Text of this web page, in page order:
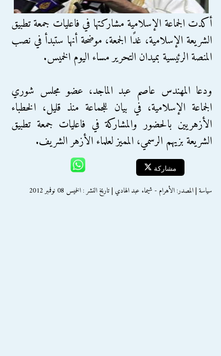
أكدت الجماعة الإسلامية مشاركتها في فاعليات جمعة تطبيق
الشريعة الإسلامية، غدًا الجمعة، موضحة أنها ستبدأ في نصب
المنصة الرئيسية بميدان التحرير مساء اليوم الخميس.
ودعا المهندس عاصم عبد الماجد، عضو مجلس شوري
الجماعة الإسلامية، في بيان للجماعة منذ قليل، الخطباء
الأزهريين بالحضور والمشاركة في فاعليات جمعة تطبيق
الشريعة بزيهم الرسمي، المميز لعلماء الأزهر الشريف.
مشاركة
سياسة | المصدر: الأهرام - شيماء عبد الهادي | تاريخ النشر : الخميس 08 نوفمبر 2012